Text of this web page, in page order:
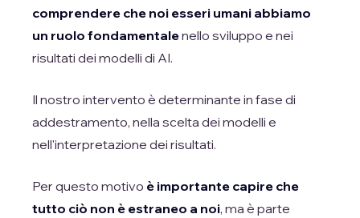
comprendere che noi esseri umani abbiamo
un ruolo fondamentalenello sviluppo e nei
risultati dei modelli di AI.
Il nostro intervento è determinante in fase di
addestramento, nella scelta dei modelli e
nell'interpretazione dei risultati.
Per questo motivo è importante capire che
tutto ciò non è estraneo a noi, ma è parte